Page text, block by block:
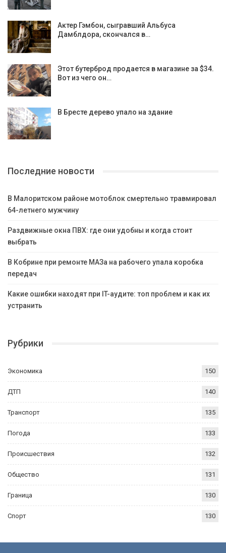
Актер Гэмбон, сыгравший Альбуса
Дамблдора, скончался в…
Этот бутерброд продается в магазине за $34.
Вот из чего он…
В Бресте дерево упало на здание
Последние новости
В Малоритском районе мотоблок смертельно травмировал
64-летнего мужчину
Раздвижные окна ПВХ: где они удобны и когда стоит
выбрать
В Кобрине при ремонте МАЗа на рабочего упала коробка
передач
Какие ошибки находят при IT-аудите: топ проблем и как их
устранить
Рубрики
Экономика 150
ДТП 140
Транспорт 135
Погода 133
Происшествия 132
Общество 131
Граница 130
Спорт 130